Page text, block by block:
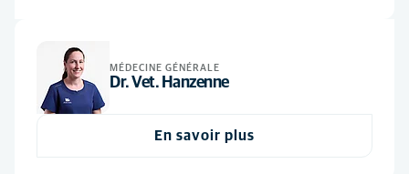
MÉDECINE GÉNÉRALE
Dr. Vet. Hanzenne
En savoir plus